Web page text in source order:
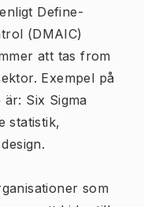
Define-
(DMAIC)
att tas from
Exempel på
Six Sigma
statistik,
som